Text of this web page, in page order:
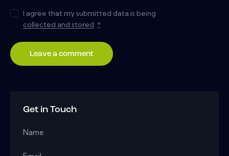
I agree that my submitted data is being
collected and stored.*
Get in Touch